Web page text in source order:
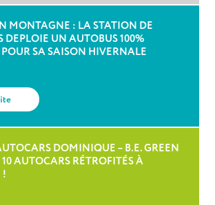
MONTAGNE : LA STATION DE
DEPLOIE UN AUTOBUS 100%
SA SAISON HIVERNALE
DOMINIQUE – B.E. GREEN
AUTOCARS RÉTROFITÉS À
!